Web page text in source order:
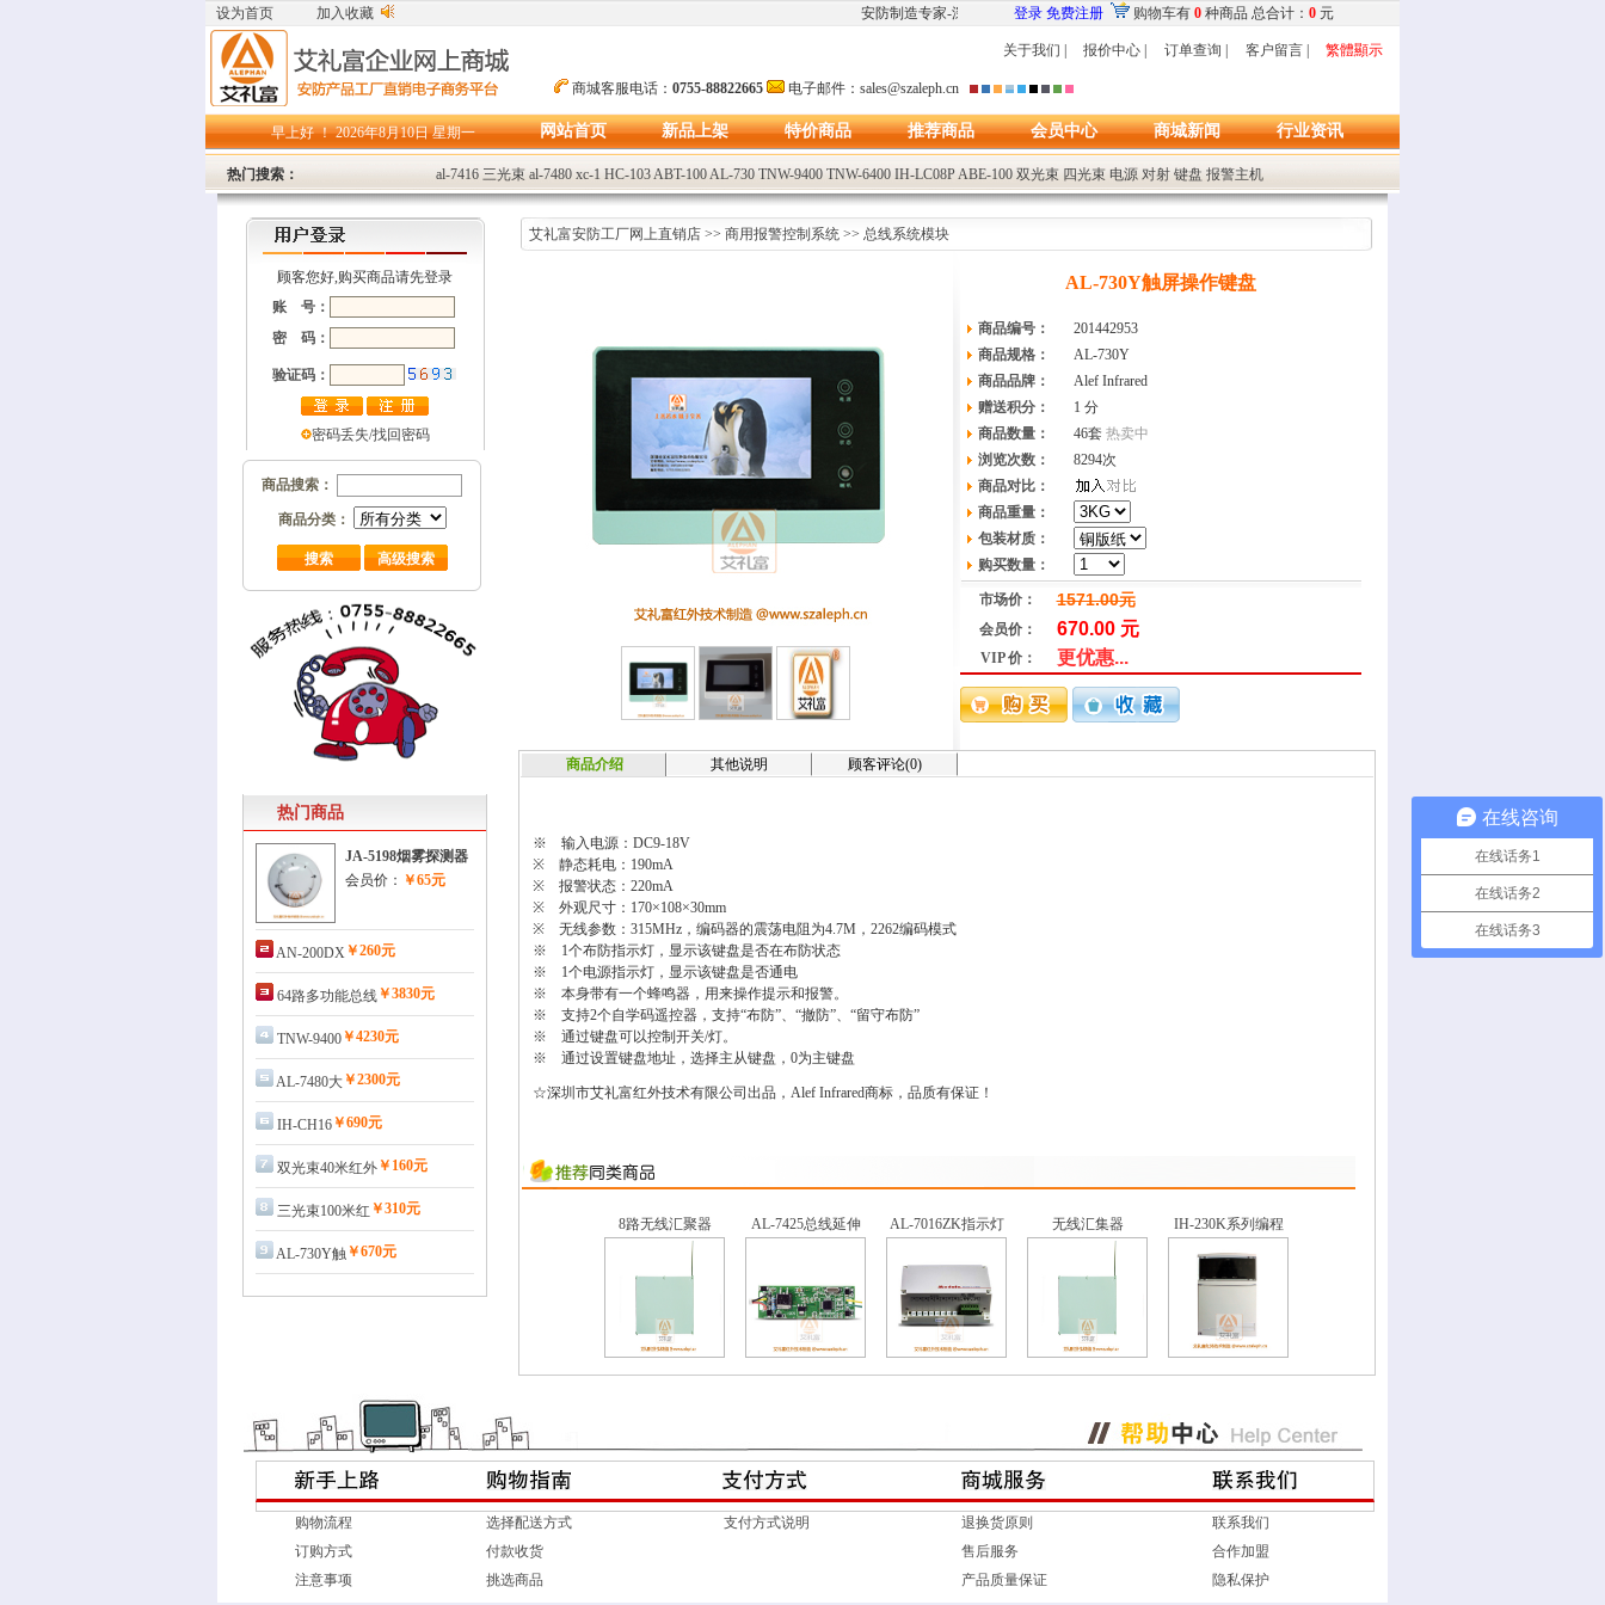
设为首页 加入收藏 安防制造专家-深圳市艾礼富红外技术有限公司-企业自建网上商城，所有产品均为深圳市艾礼富红外技术有限公司生产
登录 免费注册 购物车有 0种商品 总合计： 0元
关于我们 报价中心 订单查询 客户留言 繁體顯示
商城客服电话： 0755-88822665 电子邮件：sales@szaleph.cn
早上好 ！2026年8月10日 星期一 网站首页 新品上架 特价商品 推荐商品 会员中心 商城新闻 行业资讯
热门搜索： al-7416 三光束 al-7480 xc-1 HC-103ABT-100AL-730 TNW-9400 TNW-6400 IH-LC08PABE-100 双光束 四光束 电源 对射 键盘 报警主机
顾客您好,购买商品请先登录
账 号：
密 码：
验证码：
密码丢失/找回密码
商品搜索：
商品分类：
热门商品
JA-5198烟雾探测器
会员价： ￥65元
AN-200DX ￥260元
64路多功能总线 ￥3830元
TNW-9400 ￥4230元
AL-7480大 ￥2300元
IH-CH16 ￥690元
双光束40米红外 ￥160元
三光束100米红 ￥310元
AL-730Y触 ￥670元
艾礼富安防工厂网上直销店>> 商用报警控制系统>> 总线系统模块
AL-730Y触屏操作键盘
商品编号：
201442953
商品规格：
AL-730Y
商品品牌：
Alef Infrared
赠送积分：
1 分
商品数量：
46套 热卖中
浏览次数：
8294次
商品对比：
商品重量：
包装材质：
购买数量：
市场价： 1571.00元
会员价： 670.00 元
VIP 价： 更优惠...
商品介绍 其他说明 顾客评论(0)
※ 输入电源：DC9-18V
※ 静态耗电：190mA
※ 报警状态：220mA
※ 外观尺寸：170×108×30mm
※ 无线参数：315MHz，编码器的震荡电阻为4.7M，2262编码模式
※ 1个布防指示灯，显示该键盘是否在布防状态
※ 1个电源指示灯，显示该键盘是否通电
※ 本身带有一个蜂鸣器，用来操作提示和报警。
※ 支持2个自学码遥控器，支持“布防”、“撤防”、“留守布防”
※ 通过键盘可以控制开关/灯。
※ 通过设置键盘地址，选择主从键盘，0为主键盘
☆深圳市艾礼富红外技术有限公司出品，Alef Infrared商标，品质有保证！
8路无线汇聚器 AL-7425总线延伸 AL-7016ZK指示灯 无线汇集器 IH-230K系列编程
购物流程
订购方式
注意事项
选择配送方式
付款收货
挑选商品
支付方式说明
退换货原则
售后服务
产品质量保证
联系我们
合作加盟
隐私保护
在线咨询
在线话务1
在线话务2
在线话务3